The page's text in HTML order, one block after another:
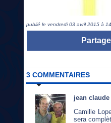
publié le vendredi 03 avril 2015 à
3 COMMENTAIRES
jean claude
Camille
sera